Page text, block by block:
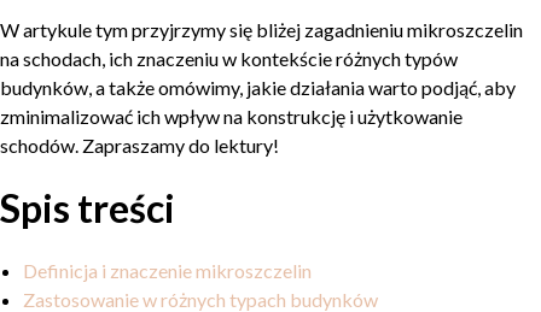
W artykule tym przyjrzymy się bliżej zagadnieniu mikroszczelin
na schodach, ich znaczeniu w kontekście różnych typów
budynków, a także omówimy, jakie działania warto podjąć, aby
zminimalizować ich wpływ na konstrukcję i użytkowanie
schodów. Zapraszamy do lektury!
Spis treści
Definicja i znaczenie mikroszczelin
Zastosowanie w różnych typach budynków